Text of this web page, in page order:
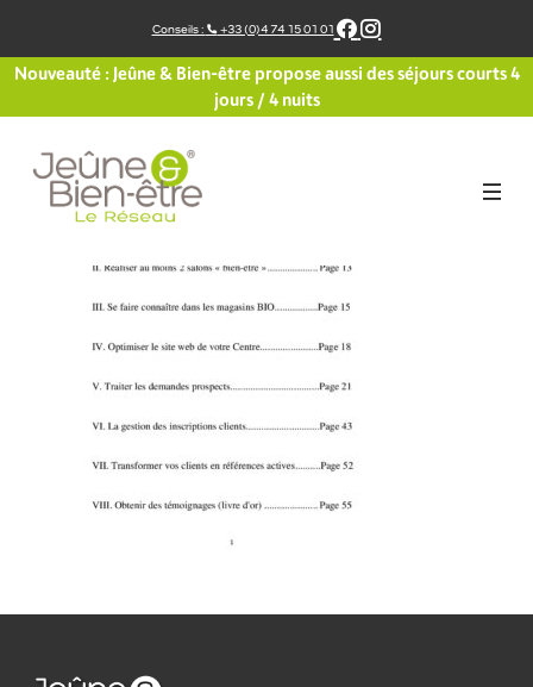
contenu
Conseils : +33 (0)4 74 15 01 01
Nouveauté : Jeûne & Bien-être propose aussi des séjours courts 4
jours / 4 nuits